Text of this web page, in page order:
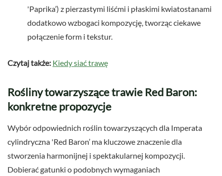
'Paprika’) z pierzastymi liśćmi i płaskimi kwiatostanami
dodatkowo wzbogaci kompozycję, tworząc ciekawe
połączenie form i tekstur.
Czytaj także: Kiedy siać trawę
Rośliny towarzyszące trawie Red Baron:
konkretne propozycje
Wybór odpowiednich roślin towarzyszących dla Imperata
cylindryczna 'Red Baron’ ma kluczowe znaczenie dla
stworzenia harmonijnej i spektakularnej kompozycji.
Dobierać gatunki o podobnych wymaganiach